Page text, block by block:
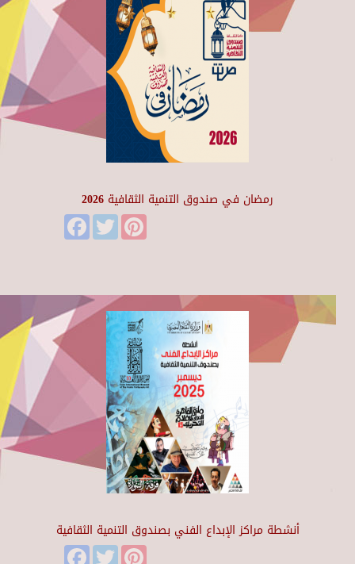
رمضان في صندوق التنمية الثقافية 2026
FacebookTwitter
أنشطة مراكز الإبداع الفني بصندوق التنمية الثقافية
FacebookTwitter